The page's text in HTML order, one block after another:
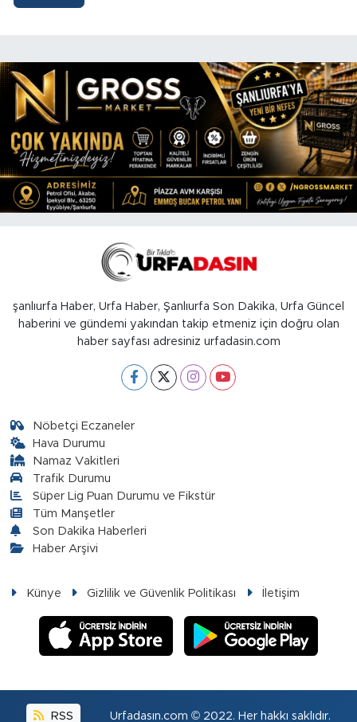
şanlıurfa Haber, Urfa Haber, Şanlıurfa Son Dakika, Urfa Güncel
haberini ve gündemi yakından takip etmeniz için doğru olan
haber sayfası adresiniz urfadasin.com
Nöbetçi Eczaneler
Hava Durumu
Namaz Vakitleri
Trafik Durumu
Süper Lig Puan Durumu ve Fikstür
Tüm Manşetler
Son Dakika Haberleri
Haber Arşivi
Künye Gizlilik ve Güvenlik Politikası İletişim
RSS Urfadasın.com © 2022. Her hakkı saklıdır.